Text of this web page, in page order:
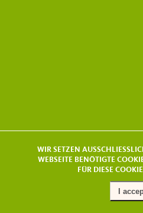
WIR SETZEN
WEBSEITE BENÖTIGTE
FÜR DIESE
I